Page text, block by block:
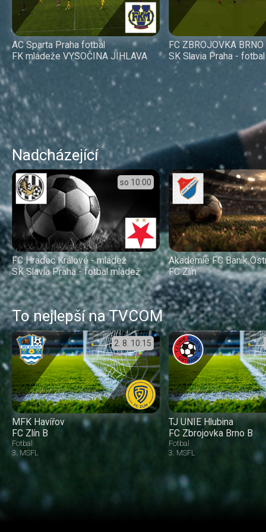
AC Sparta Praha fotbal
FK mládeže VYSOČINA JIHLAVA
FC ZBROJOVKA BRNO
SK Slavia Praha -
Nadcházející
so 10:00
FC Hradec Králové - mládež
SK Slavia Praha - fotbal mládež
Akademie FC Baník
FC Zlín
To nejlepší na TVCOM
2. 8. 10:15
MFK Havířov
FC Zlín B
Fotbal
3. MSFL
TJ UNIE Hlubina
FC Zbrojovka Brno B
Fotbal
3. MSFL